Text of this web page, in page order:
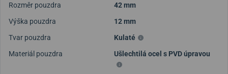
Rozměr pouzdra
42 mm
Výška pouzdra
12 mm
Tvar pouzdra
Kulaté
Materiál pouzdra
Ušlechtilá ocel s PVD úpravou